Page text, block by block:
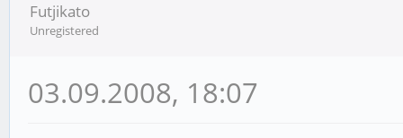
Futjikato
Unregistered
03.09.2008, 18:07